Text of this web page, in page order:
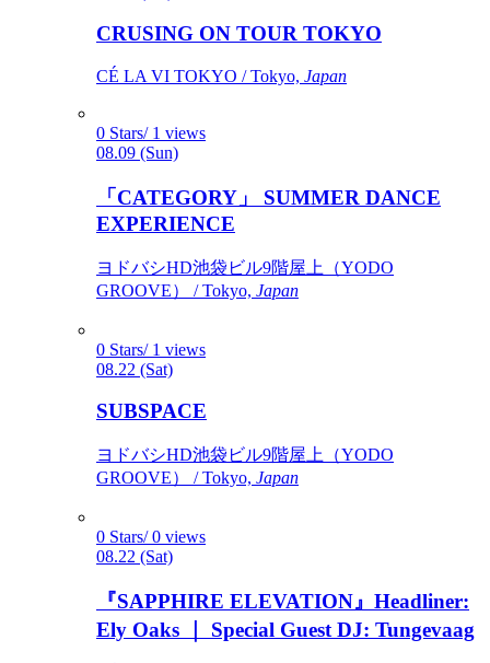
CRUSING ON TOUR TOKYO
CÉ LA VI TOKYO / Tokyo, Japan
0 Stars/ 1 views
08.09 (Sun)
「CATEGORY」 SUMMER DANCE
EXPERIENCE
ヨドバシHD池袋ビル9階屋上（YODO
GROOVE） / Tokyo, Japan
0 Stars/ 1 views
08.22 (Sat)
SUBSPACE
ヨドバシHD池袋ビル9階屋上（YODO
GROOVE） / Tokyo, Japan
0 Stars/ 0 views
08.22 (Sat)
『SAPPHIRE ELEVATION』Headliner:
Ely Oaks ｜ Special Guest DJ: Tungevaag